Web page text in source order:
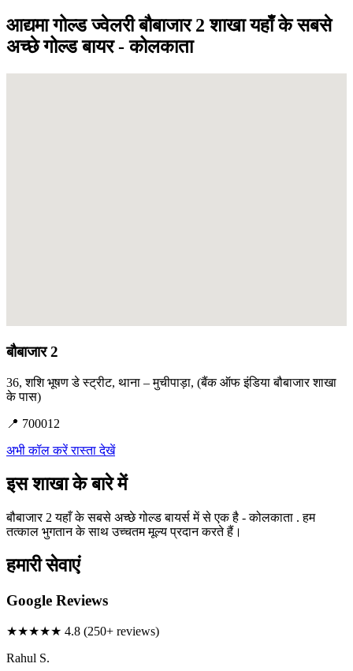
आद्यमा गोल्ड ज्वेलरी बौबाजार 2 शाखा यहाँ के सबसे
अच्छे गोल्ड बायर - कोलकाता
बौबाजार 2
36, शशि भूषण डे स्ट्रीट, थाना – मुचीपाड़ा, (बैंक ऑफ इंडिया बौबाजार शाखा
के पास)
📍 700012
अभी कॉल करेंरास्ता देखें
इस शाखा के बारे में
बौबाजार 2 यहाँ के सबसे अच्छे गोल्ड बायर्स में से एक है - कोलकाता . हम
तत्काल भुगतान के साथ उच्चतम मूल्य प्रदान करते हैं।
हमारी सेवाएं
Google Reviews
★★★★★ 4.8 (250+ reviews)
Rahul S.